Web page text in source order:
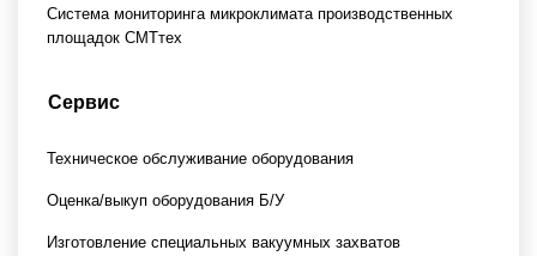
Система мониторинга микроклимата производственных
площадок СМТтех
Сервис
Техническое обслуживание оборудования
Оценка/выкуп оборудования Б/У
Изготовление специальных вакуумных захватов